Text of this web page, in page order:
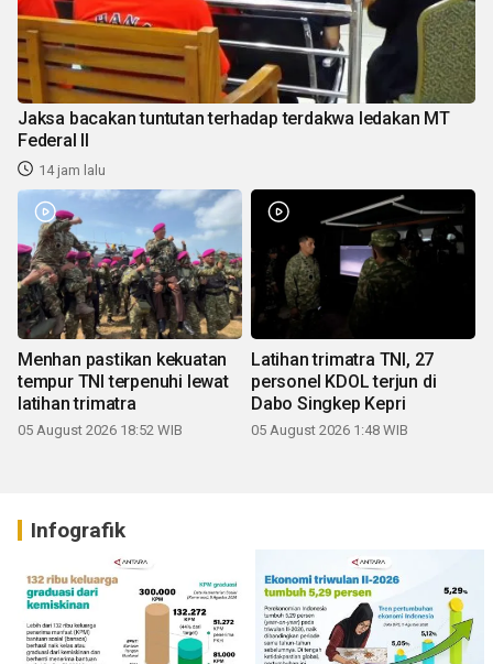
Jaksa bacakan tuntutan terhadap terdakwa ledakan MT
Federal II
14 jam lalu
Menhan pastikan kekuatan
tempur TNI terpenuhi lewat
latihan trimatra
05 August 2026 18:52 WIB
Latihan trimatra TNI, 27
personel KDOL terjun di
Dabo Singkep Kepri
05 August 2026 1:48 WIB
Infografik